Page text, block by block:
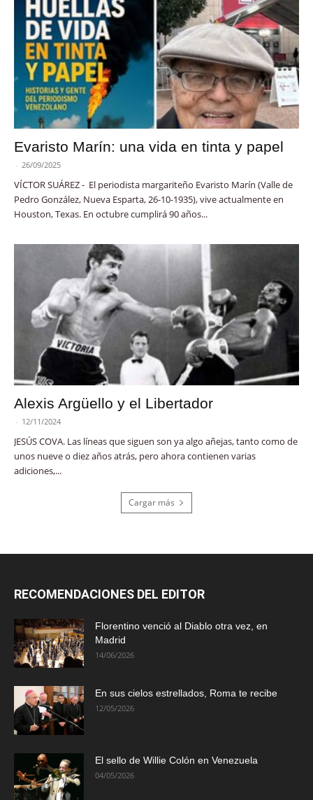
Evaristo Marín: una vida en tinta y papel
- 26/09/2025
VÍCTOR SUÁREZ - El periodista margariteño Evaristo Marín (Valle de
Pedro González, Nueva Esparta, 26-10-1935), vive actualmente en
Houston, Texas. En octubre cumplirá 90 años...
Alexis Argüello y el Libertador
- 12/11/2024
JESÚS COVA. Las líneas que siguen son ya algo añejas, tanto como de
unos nueve o diez años atrás, pero ahora contienen varias
adiciones,...
Cargar más
RECOMENDACIONES DEL EDITOR
Florentino venció al Diablo otra vez, en
Madrid
14/06/2026
En sus cielos estrellados, Roma te recibe
12/05/2026
El sello de Willie Colón en Venezuela
04/05/2026